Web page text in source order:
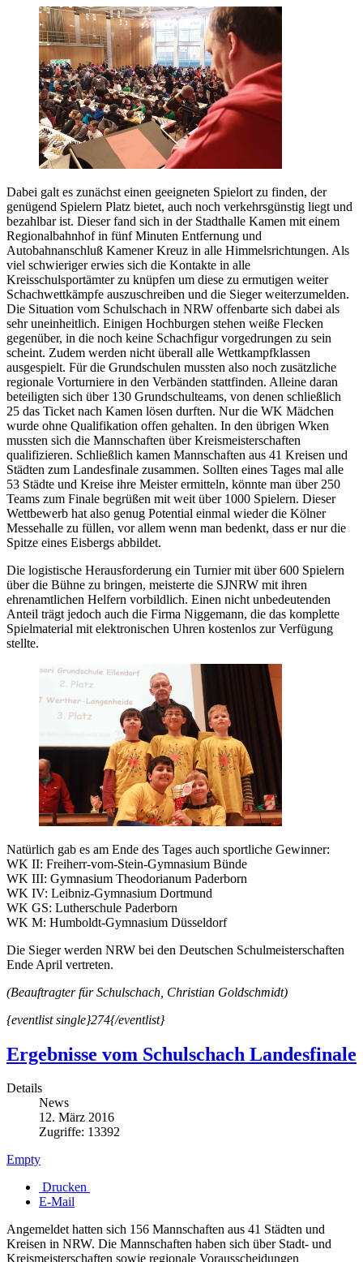
Dabei galt es zunächst einen geeigneten Spielort zu finden, der
genügend Spielern Platz bietet, auch noch verkehrsgünstig liegt und
bezahlbar ist. Dieser fand sich in der Stadthalle Kamen mit einem
Regionalbahnhof in fünf Minuten Entfernung und
Autobahnanschluß Kamener Kreuz in alle Himmelsrichtungen. Als
viel schwieriger erwies sich die Kontakte in alle
Kreisschulsportämter zu knüpfen um diese zu ermutigen weiter
Schachwettkämpfe auszuschreiben und die Sieger weiterzumelden.
Die Situation vom Schulschach in NRW offenbarte sich dabei als
sehr uneinheitlich. Einigen Hochburgen stehen weiße Flecken
gegenüber, in die noch keine Schachfigur vorgedrungen zu sein
scheint. Zudem werden nicht überall alle Wettkampfklassen
ausgespielt. Für die Grundschulen mussten also noch zusätzliche
regionale Vorturniere in den Verbänden stattfinden. Alleine daran
beteiligten sich über 130 Grundschulteams, von denen schließlich
25 das Ticket nach Kamen lösen durften. Nur die WK Mädchen
wurde ohne Qualifikation offen gehalten. In den übrigen Wken
mussten sich die Mannschaften über Kreismeisterschaften
qualifizieren. Schließlich kamen Mannschaften aus 41 Kreisen und
Städten zum Landesfinale zusammen. Sollten eines Tages mal alle
53 Städte und Kreise ihre Meister ermitteln, könnte man über 250
Teams zum Finale begrüßen mit weit über 1000 Spielern. Dieser
Wettbewerb hat also genug Potential einmal wieder die Kölner
Messehalle zu füllen, vor allem wenn man bedenkt, dass er nur die
Spitze eines Eisbergs abbildet.
Die logistische Herausforderung ein Turnier mit über 600 Spielern
über die Bühne zu bringen, meisterte die SJNRW mit ihren
ehrenamtlichen Helfern vorbildlich. Einen nicht unbedeutenden
Anteil trägt jedoch auch die Firma Niggemann, die das komplette
Spielmaterial mit elektronischen Uhren kostenlos zur Verfügung
stellte.
Natürlich gab es am Ende des Tages auch sportliche Gewinner:
WK II: Freiherr-vom-Stein-Gymnasium Bünde
WK III: Gymnasium Theodorianum Paderborn
WK IV: Leibniz-Gymnasium Dortmund
WK GS: Lutherschule Paderborn
WK M: Humboldt-Gymnasium Düsseldorf
Die Sieger werden NRW bei den Deutschen Schulmeisterschaften
Ende April vertreten.
(Beauftragter für Schulschach, Christian Goldschmidt)
{eventlist single}274{/eventlist}
Ergebnisse vom Schulschach Landesfinale
Details
News
12. März 2016
Zugriffe: 13392
Empty
Drucken
E-Mail
Angemeldet hatten sich 156 Mannschaften aus 41 Städten und
Kreisen in NRW. Die Mannschaften haben sich über Stadt- und
Kreismeisterschaften sowie regionale Vorausscheidungen